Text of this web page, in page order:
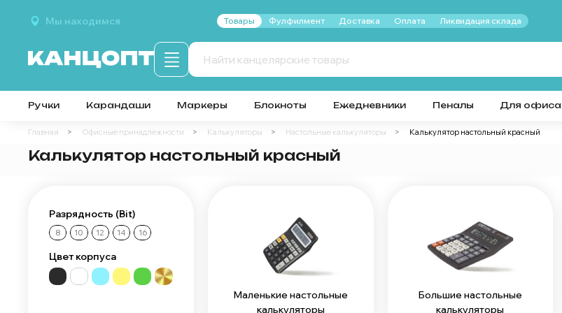
Мы находимся Товары Фулфилмент Доставка Оплата Ликвидация склада
Ручки Карандаши Маркеры Блокноты Ежедневники Пеналы Для офиса
Главная Офисные принадлежности Калькуляторы Настольные калькуляторы Калькулятор настольный красный
Калькулятор настольный красный
Разрядность (Bit)
8 10 12 14 16
Цвет корпуса
Маленькие настольные
калькуляторы
Большие настольные
калькуляторы